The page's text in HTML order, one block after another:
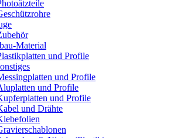
Material
und Profile
und Profile
und Profile
und Profile
und Drähte